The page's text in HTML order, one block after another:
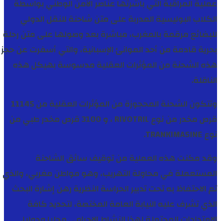
عملية المراقبة التي باشرتها عناصر الأمن الوطني بواسطة
الكلاب البوليسية المدربة على متن شاحنة للنقل الدولي
للبضائع مرقمة بالمغرب، مباشرة بعد وصولها على متن رحلة
بحرية قادمة من أحد الموانئ الإسبانية، والتي أسفرت عن حجز
هذه الشحنة من المؤثرات العقلية مدسوسة بهيكل هذه
الناقلة.
وتتكون الشحنة المحجوزة من المؤثرات العقلية من 11145
قرص مخدر من نوع RIVOTRIL ، و 3100 قرص مخدر طبي من
نوع TRANKIMASINE.
وقد مكنت هذه العملية من توقيف سائق الشاحنة
المستعملة في محاولة التهريب، وهو مواطن مغربي، والذي
تم الاحتفاظ به تحت تدبير الحراسة النظرية رهن إشارة البحث
الذي تشرف عليه النيابة العامة المختصة، لتحديد كافة